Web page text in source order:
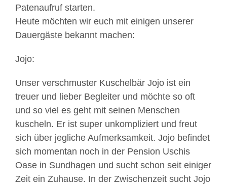
Patenaufruf starten.
Heute möchten wir euch mit einigen unserer
Dauergäste bekannt machen:
Jojo:
Unser verschmuster Kuschelbär Jojo ist ein
treuer und lieber Begleiter und möchte so oft
und so viel es geht mit seinen Menschen
kuscheln. Er ist super unkompliziert und freut
sich über jegliche Aufmerksamkeit. Jojo befindet
sich momentan noch in der Pension Uschis
Oase in Sundhagen und sucht schon seit einiger
Zeit ein Zuhause. In der Zwischenzeit sucht Jojo